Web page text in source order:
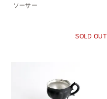
ソーサー
SOLD OUT